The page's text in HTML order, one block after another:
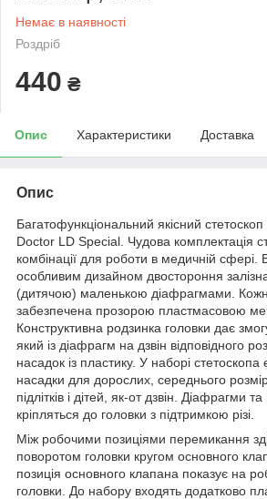
Немає в наявності
Роздріб
440 ₴
Опис Характеристики Доставка
Опис
Багатофункціональний якісний
Doctor LD Special. Чудова комплектація
комбінації для роботи в медичній сфері.
особливим дизайном двостороння
(дитячою) маленькою діафрагмами.
забезпечена прозорою пластмасовою
Конструктивна родзинка головки дає
який із діафрагм на дзвін відповідного
насадок із пластику. У наборі стетоскопа
насадки для дорослих, середнього
підлітків і дітей, як-от дзвін. Діафрагми
кріпляться до головки з підтримкою різі.
Між робочими позиціями перемикання
поворотом головки кругом основного
позиція основного клапана показує на
головки. До набору входять додатково